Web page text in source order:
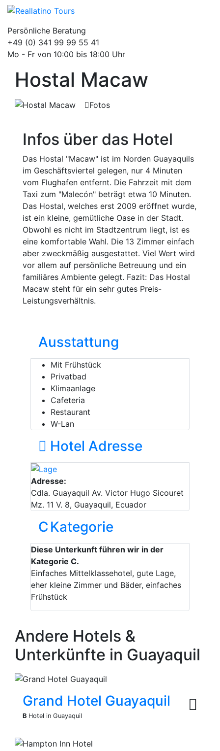
Persönliche Beratung
+49 (0) 341 99 99 55 41
Mo - Fr von 10:00 bis 18:00 Uhr
Hostal Macaw
Fotos
Infos über das Hotel
Das Hostal "Macaw" ist im Norden Guayaquils
im Geschäftsviertel gelegen, nur 4 Minuten
vom Flughafen entfernt. Die Fahrzeit mit dem
Taxi zum "Malecón" beträgt etwa 10 Minuten.
Das Hostal, welches erst 2009 eröffnet wurde,
ist ein kleine, gemütliche Oase in der Stadt.
Obwohl es nicht im Stadtzentrum liegt, ist es
eine komfortable Wahl. Die 13 Zimmer einfach
aber zweckmäßig ausgestattet. Viel Wert wird
vor allem auf persönliche Betreuung und ein
familiäres Ambiente gelegt. Fazit: Das Hostal
Macaw steht für ein sehr gutes Preis-
Leistungsverhältnis.
Ausstattung
Mit Frühstück
Privatbad
Klimaanlage
Cafeteria
Restaurant
W-Lan
Hotel Adresse
Adresse:
Cdla. Guayaquil Av. Victor Hugo Sicouret
Mz. 11 V. 8, Guayaquil, Ecuador
C Kategorie
Diese Unterkunft führen wir in der
Kategorie C.
Einfaches Mittelklassehotel, gute Lage,
eher kleine Zimmer und Bäder, einfaches
Frühstück
Andere Hotels &
Unterkünfte in Guayaquil
Grand Hotel Guayaquil
B Hotel in Guayaquil